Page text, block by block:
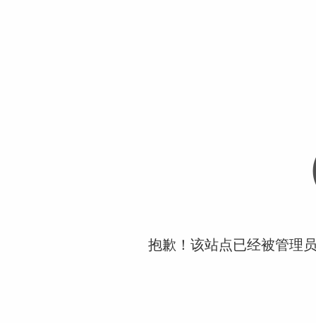
抱歉！该站点已经被管理